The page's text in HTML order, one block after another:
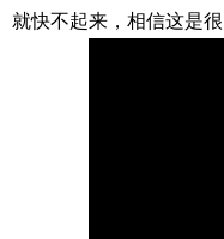
就快不起来，相信这是